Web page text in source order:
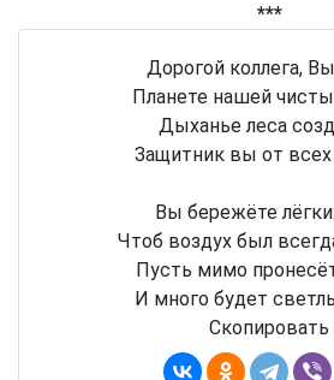
***
Дорогой коллега,
Планете нашей
Дыханье леса
Защитник вы от всех
Вы бережёте
Чтоб воздух был
Пусть мимо
И много будет
Скопировать